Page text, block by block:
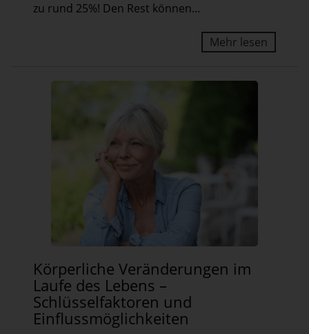
So
zu rund 25%! Den Rest können...
Mehr lesen
Veränderungen
im
Laufe
Körperliche Veränderungen im
Laufe des Lebens –
Schlüsselfaktoren und
Einflussmöglichkeiten